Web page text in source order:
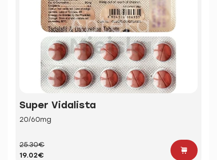
Super Vidalista
20/60mg
25.30€
19.02€